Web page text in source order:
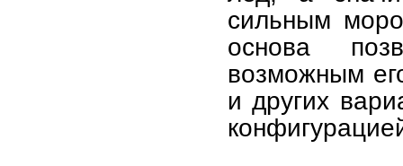
сильным
основа
возможным
и других